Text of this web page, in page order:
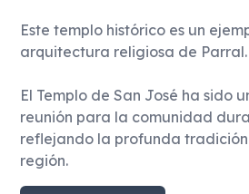
Este templo histórico es un
arquitectura religiosa de Parral.
El Templo de San José ha sido
reunión para la comunidad
reflejando la profunda
región.